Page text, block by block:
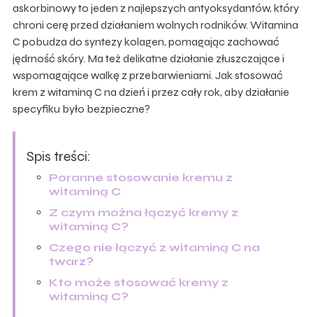
askorbinowy to jeden z najlepszych antyoksydantów, który
chroni cerę przed działaniem wolnych rodników. Witamina
C pobudza do syntezy kolagen, pomagając zachować
jędrność skóry. Ma też delikatne działanie złuszczające i
wspomagające walkę z przebarwieniami. Jak stosować
krem z witaminą C na dzień i przez cały rok, aby działanie
specyfiku było bezpieczne?
Spis treści:
Poranne stosowanie kremu z
witaminą C
Z czym można łączyć kremy z
witaminą C?
Czego nie łączyć z witaminą C na
twarz?
Kto może stosować kremy z
witaminą C?